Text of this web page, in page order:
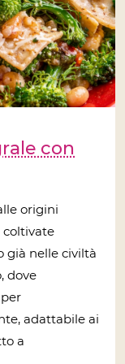
con
origini
coltivate
già nelle civiltà
dove
adattabile ai
a